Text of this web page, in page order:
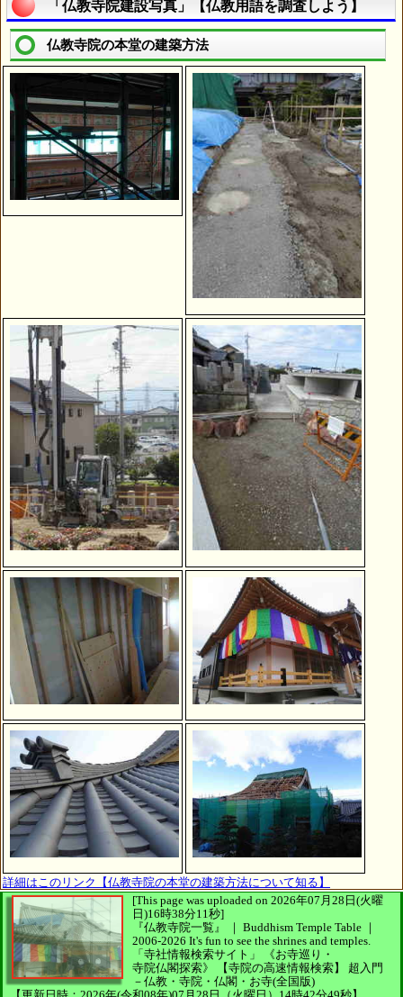
「仏教寺院建設写真」【仏教用語を調査しよう】
仏教寺院の本堂の建築方法
詳細はこのリンク【仏教寺院の本堂の建築方法について知る】
[This page was uploaded on 2026年07月28日(火曜
日)16時38分11秒]
『仏教寺院一覧』 ｜ Buddhism Temple Table ｜
2006-2026 It's fun to see the shrines and temples.
「寺社情報検索サイト」
《お寺巡り・
寺院仏閣探索》
【寺院の高速情報検索】
超入門
－仏教・寺院・仏閣・お寺(全国版)